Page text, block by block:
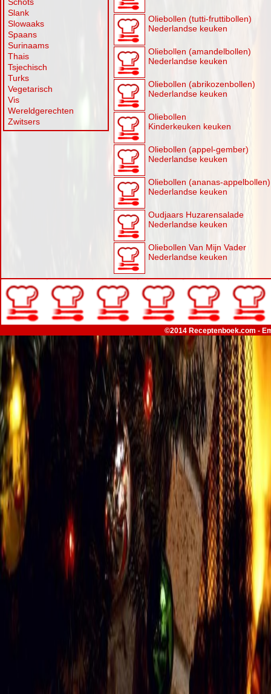
Slank
Slowaaks
Spaans
Surinaams
Thais
Tsjechisch
Turks
Vegetarisch
Vis
Wereldgerechten
Zwitsers
Oliebollen (tutti-fruttibollen)
Nederlandse keuken
Oliebollen (amandelbollen)
Nederlandse keuken
Oliebollen (abrikozenbollen)
Nederlandse keuken
Oliebollen
Kinderkeuken keuken
Oliebollen (appel-gember)
Nederlandse keuken
Oliebollen (ananas-appelbollen)
Nederlandse keuken
Oudjaars Huzarensalade
Nederlandse keuken
Oliebollen Van Mijn Vader
Nederlandse keuken
©2014 Receptenboek.com -